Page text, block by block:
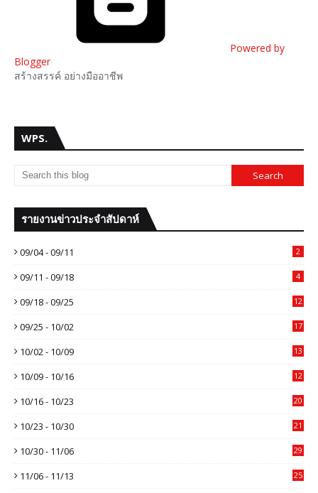
Powered by
Blogger
สร้างสรรค์ อย่างมืออาชีพ
WPS.
รายงานข่าวประจำสัปดาห์
09/04 - 09/11 2
09/11 - 09/18 4
09/18 - 09/25 12
09/25 - 10/02 17
10/02 - 10/09 13
10/09 - 10/16 12
10/16 - 10/23 20
10/23 - 10/30 21
10/30 - 11/06 29
11/06 - 11/13 25